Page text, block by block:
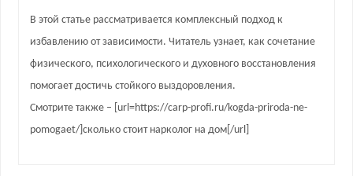
В этой статье рассматривается комплексный подход к
избавлению от зависимости. Читатель узнает, как сочетание
физического, психологического и духовного восстановления
помогает достичь стойкого выздоровления.
Смотрите также – [url=https://carp-profi.ru/kogda-priroda-ne-
pomogaet/]сколько стоит нарколог на дом[/url]